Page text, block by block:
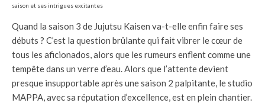
saison et ses intrigues excitantes
Quand la saison 3 de Jujutsu Kaisen va-t-elle enfin faire ses
débuts ? C’est la question brûlante qui fait vibrer le cœur de
tous les aficionados, alors que les rumeurs enflent comme une
tempête dans un verre d’eau. Alors que l’attente devient
presque insupportable après une saison 2 palpitante, le studio
MAPPA, avec sa réputation d’excellence, est en plein chantier.